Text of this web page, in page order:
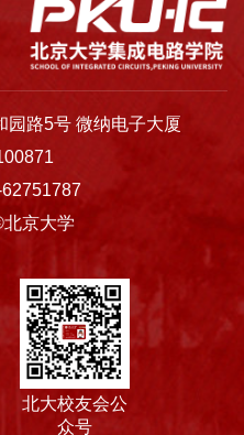
园路5号 微纳电子大厦
京大学
北大校友会公
众号